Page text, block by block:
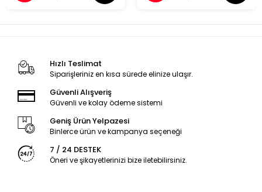
Hızlı Teslimat
Siparişleriniz en kısa sürede elinize ulaşır.
Güvenli Alışveriş
Güvenli ve kolay ödeme sistemi
Geniş Ürün Yelpazesi
Binlerce ürün ve kampanya seçeneği
7 / 24 DESTEK
Öneri ve şikayetlerinizi bize iletebilirsiniz.